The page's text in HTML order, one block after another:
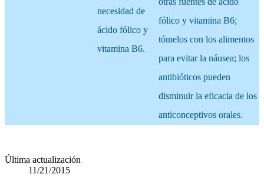
necesidad de
ácido fólico y
vitamina B6.
fólico y vitamina B6;
tómelos con los alimentos
para evitar la náusea; los
antibióticos pueden
disminuir la eficacia de los
anticonceptivos orales.
Última actualización
11/21/2015